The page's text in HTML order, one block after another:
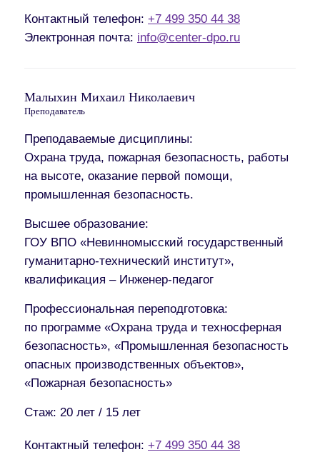
Контактный телефон: +7 499 350 44 38
Электронная почта: info@center-dpo.ru
Малыхин Михаил Николаевич
Преподаватель
Преподаваемые дисциплины:
Охрана труда, пожарная безопасность, работы
на высоте, оказание первой помощи,
промышленная безопасность.
Высшее образование:
ГОУ ВПО «Невинномысский государственный
гуманитарно-технический институт»,
квалификация – Инженер-педагог
Профессиональная переподготовка:
по программе «Охрана труда и техносферная
безопасность», «Промышленная безопасность
опасных производственных объектов»,
«Пожарная безопасность»
Стаж: 20 лет / 15 лет
Контактный телефон: +7 499 350 44 38